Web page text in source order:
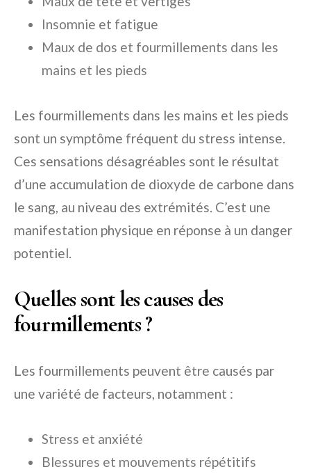
Insomnie et fatigue
Maux de dos et fourmillements dans les
mains et les pieds
Les fourmillements dans les mains et les pieds
sont un symptôme fréquent du stress intense.
Ces sensations désagréables sont le résultat
d’une accumulation de dioxyde de carbone dans
le sang, au niveau des extrémités. C’est une
manifestation physique en réponse à un danger
potentiel.
Quelles sont les causes des
fourmillements ?
Les fourmillements peuvent être causés par
une variété de facteurs, notamment :
Stress et anxiété
Blessures et mouvements répétitifs